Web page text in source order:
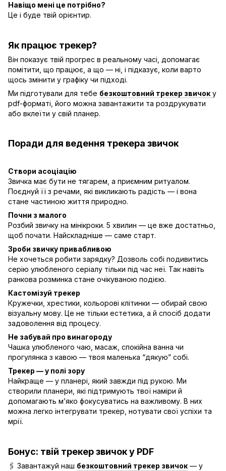
Навіщо мені це потрібно?
Це і буде твій орієнтир.
Як працює трекер?
Він показує твій прогрес в реальному часі, допомагає
помітити, що працює, а що — ні, і підказує, коли варто
щось змінити у графіку чи підході.
Ми підготували для тебе безкоштовний трекер звичок у
pdf-форматі, його можна завантажити та роздрукувати
або вклеїти у свій планер.
Поради для ведення трекера звичок
Створи асоціацію
Звичка має бути не тягарем, а приємним ритуалом.
Поєднуй її з речами, які викликають радість — і вона
стане частиною життя природно.
Почни з малого
Розбий звичку на мінікроки. 5 хвилин — це вже достатньо,
щоб почати. Найскладніше — саме старт.
Зроби звичку привабливою
Не хочеться робити зарядку? Дозволь собі подивитись
серію улюбленого серіалу тільки під час неї. Так навіть
ранкова розминка стане очікуваною подією.
Кастомізуй трекер
Кружечки, хрестики, кольорові клітинки — обирай свою
візуальну мову. Це не тільки естетика, а й спосіб додати
задоволення від процесу.
Не забувай про винагороду
Чашка улюбленого чаю, масаж, спокійна ванна чи
прогулянка з кавою — твоя маленька “дякую” собі.
Трекер — у полі зору
Найкраще — у планері, який завжди під рукою. Ми
створили планери, які підтримують твої наміри й
допомагають м’яко фокусуватись на важливому. В них
можна легко інтегрувати трекер, нотувати свої успіхи та
мрії.
Бонус: твій трекер звичок у PDF
🖇️ Завантажуй наш безкоштовний трекер звичок — у